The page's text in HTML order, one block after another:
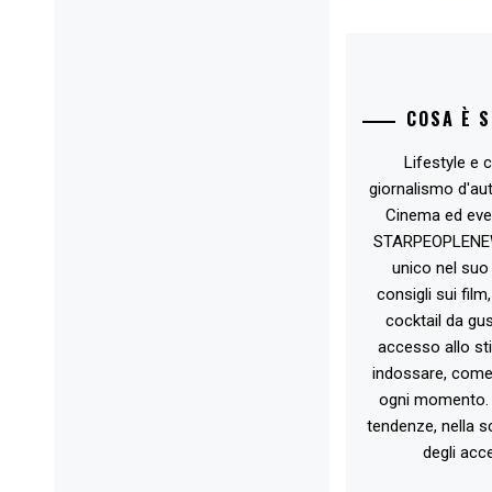
COSA È
Lifestyle e
giornalismo
Cinema ed
unico nel suo
consigli sui
cocktail da
accesso allo
indossare,
ogni
tendenze, nella
degli